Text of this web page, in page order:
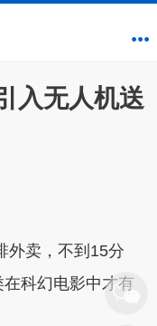
入无人机送
卖，不到15分
科幻电影中才有